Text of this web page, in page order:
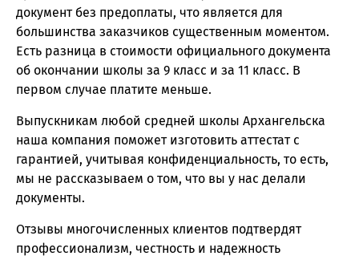
документ без предоплаты, что является для
большинства заказчиков существенным моментом.
Есть разница в стоимости официального документа
об окончании школы за 9 класс и за 11 класс. В
первом случае платите меньше.
Выпускникам любой средней школы Архангельска
наша компания поможет изготовить аттестат с
гарантией, учитывая конфиденциальность, то есть,
мы не рассказываем о том, что вы у нас делали
документы.
Отзывы многочисленных клиентов подтвердят
профессионализм, честность и надежность